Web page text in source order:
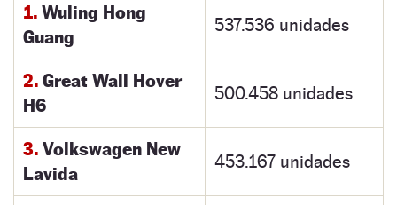
1. Wuling Hong
Guang
537.536 unidades
2. Great Wall Hover
H6
500.458 unidades
3. Volkswagen New
Lavida
453.167 unidades